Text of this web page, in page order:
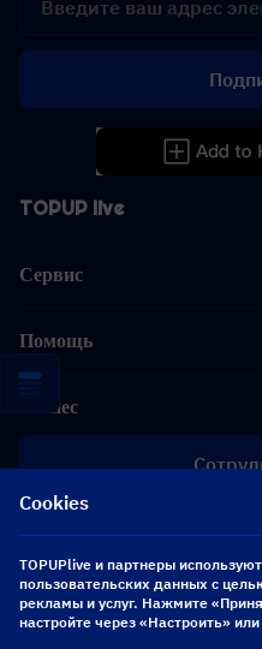
TOPUP live
Сервис
Помощь
Бизнес
[email protected]
Подписывайтесь на нас
Cookies
TOPUPlive и партнеры
пользовательских данных с
рекламы и услуг. Нажмите
настройте через «Настроить»